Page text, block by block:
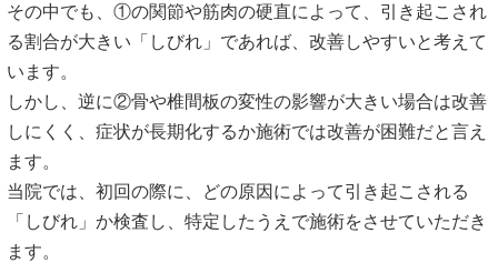
その中でも、①の関節や筋肉の硬直によって、引き起こされ
る割合が大きい「しびれ」であれば、改善しやすいと考えて
います。
しかし、逆に②骨や椎間板の変性の影響が大きい場合は改善
しにくく、症状が長期化するか施術では改善が困難だと言え
ます。
当院では、初回の際に、どの原因によって引き起こされる
「しびれ」か検査し、特定したうえで施術をさせていただき
ます。